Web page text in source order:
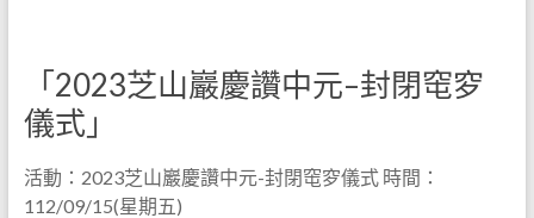
「2023芝山巖慶讚中元–封閉窀穸
儀式」
活動：2023芝山巖慶讚中元-封閉窀穸儀式 時間：
112/09/15(星期五)